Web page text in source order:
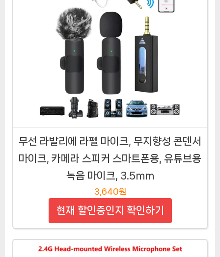
무선 라발리에 라펠 마이크, 무지향성 콘덴서
마이크, 카메라 스피커 스마트폰용, 유튜브용
녹음 마이크, 3.5mm
3,640원
현재 할인중인지 확인하기